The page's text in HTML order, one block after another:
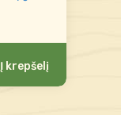
Į krepšelį